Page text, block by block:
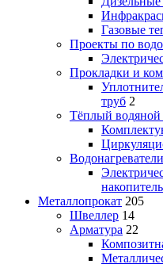
Газовые
Проекты по
Прокладки и
труб 2
Тёплый водяной
Водонагреватели
Металлопрокат 205
Швеллер 14
Арматура 22